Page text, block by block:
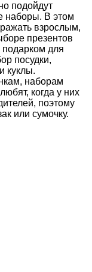
подойдут
наборы. В этом
взрослым,
презентов
для
посудки,
куклы.
наборам
когда у них
поэтому
или сумочку.